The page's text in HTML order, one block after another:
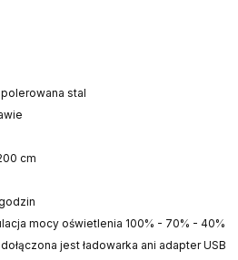
stal
cm
mocy oświetlenia 100% - 70% - 40%
jest ładowarka ani adapter USB